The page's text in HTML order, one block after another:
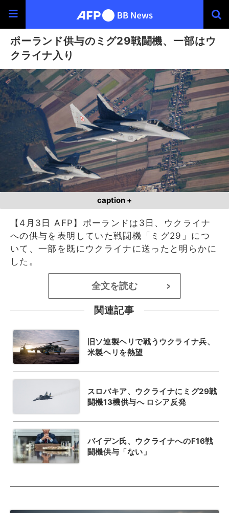
ポーランド供与のミグ29戦闘機、一部はウ
クライナ入り
caption +
【4月3日 AFP】ポーランドは3日、ウクライナ
への供与を表明していた戦闘機「ミグ29」につ
いて、一部を既にウクライナに送ったと明らかに
した。
全文を読む >
関連記事
旧ソ連製ヘリで戦うウクライナ兵、
米製ヘリを熱望
スロバキア、ウクライナにミグ29戦
闘機13機供与へ ロシア反発
バイデン氏、ウクライナへのF16戦
闘機供与「ない」